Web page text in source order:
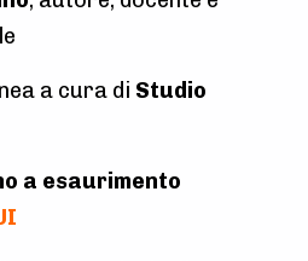
a cura di Studio
a esaurimento